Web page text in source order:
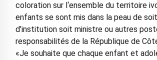
coloration sur l‘ensemble du territoire
enfants se sont mis dans la peau de
d’institution soit ministre ou autres
responsabilités de la République de
«Je souhaite que chaque enfant et